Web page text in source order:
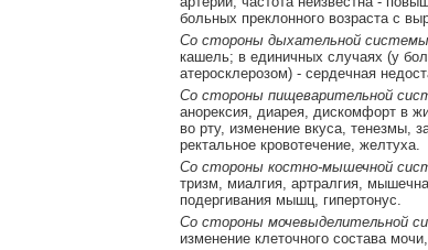
больных преклонного возраста с
Со стороны дыхательной
кашель; в единичных случаях (у
атеросклерозом) - сердечная
Со стороны пищеварительной
анорексия, диарея, дискомфорт в
во рту, изменение вкуса, тенезмы,
ректальное кровотечение, желтуха.
Со стороны костно-мышечной
тризм, миалгия, артралгия,
подергивания мышц, гипертонус.
Со стороны мочевыделительной
изменение клеточного состава